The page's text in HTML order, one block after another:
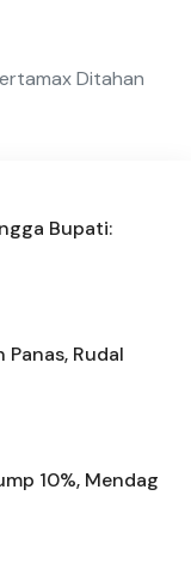
Ditahan
Bupati:
Rudal
10%, Mendag